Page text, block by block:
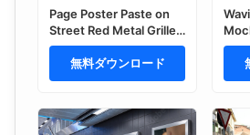
Page Poster Paste on
Street Red Metal Grille
Fence
無料ダウンロード